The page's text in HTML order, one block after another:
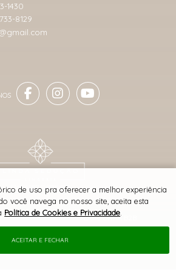
PLATAFORMA B2B
1430
8129
® TODOS DIREITOS RESERVADOS
de uso pra oferecer a melhor experiência
você navega no nosso site, aceita esta
Política de Cookies e Privacidade
ACEITAR E FECHAR